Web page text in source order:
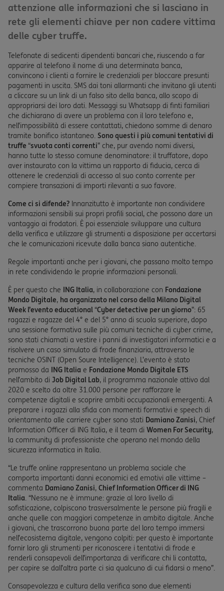
attenzione alle informazioni che si lasciano in
rete gli elementi chiave per non cadere vittima
delle cyber truffe.
Telefonate di sedicenti dipendenti bancari che, riuscendo a far
apparire al telefono il nome di una determinata banca,
convincono i clienti a fornire le credenziali per bloccare presunti
pagamenti in uscita. SMS dai toni allarmanti che invitano gli utenti
a cliccare su un link di un falso sito della banca, allo scopo di
appropriarsi dei loro dati. Messaggi su Whatsapp di finti familiari
che dichiarano di avere un problema con il loro telefono e,
nell’impossibilità di essere contattati, chiedono somme di denaro
tramite bonifico istantaneo. Sono questi i più comuni tentativi di
truffe “svuota conti correnti” che, pur avendo nomi diversi,
hanno tutte lo stesso comune denominatore: il truffatore, dopo
aver instaurato con la vittima un rapporto di fiducia, cerca di
ottenere le credenziali di accesso al suo conto corrente per
compiere transazioni di importi rilevanti a suo favore.
Come ci si difende? Innanzitutto è importante non condividere
informazioni sensibili sui propri profili social, che possono dare un
vantaggio ai frodatori. È poi essenziale sviluppare una cultura
della verifica e utilizzare gli strumenti a disposizione per accertarsi
che le comunicazioni ricevute dalla banca siano autentiche.
Regole importanti anche per i giovani, che passano molto tempo
in rete condividendo le proprie informazioni personali.
È per questo che ING Italia, in collaborazione con Fondazione
Mondo Digitale, ha organizzato nel corso della Milano Digital
Week l’evento educational “Cyber detective per un giorno”: 65
ragazzi e ragazze del 4° e del 5° anno di scuola superiore, dopo
una sessione formativa sulle più comuni tecniche di cyber crime,
sono stati chiamati a vestire i panni di investigatori informatici e a
risolvere un caso simulato di frode finanziaria, attraverso le
tecniche OSINT (Open Soure Intelligence). L’evento è stato
promosso da ING Italia e Fondazione Mondo Digitale ETS
nell’ambito di Job Digital Lab, il programma nazionale attivo dal
2020 e scelto da oltre 31.000 persone per rafforzare le
competenze digitali e scoprire ambiti occupazionali emergenti. A
preparare i ragazzi alla sfida con momenti formativi e speech di
orientamento alle carriere cyber sono stati Damiano Zanisi, Chief
Information Officer di ING Italia, e il team di Women For Security,
la community di professioniste che operano nel mondo della
sicurezza informatica in Italia.
“Le truffe online rappresentano un problema sociale che
comporta importanti danni economici ed emotivi alle vittime –
commenta Damiano Zanisi, Chief Information Officer di ING
Italia. “Nessuno ne è immune: grazie al loro livello di
sofisticazione, colpiscono trasversalmente le persone più fragili e
anche quelle con maggiori competenze in ambito digitale. Anche
i giovani, che trascorrono buona parte del loro tempo immersi
nell’ecosistema digitale, vengono colpiti: per questo è importante
fornir loro gli strumenti per riconoscere i tentativi di frode e
renderli consapevoli dell’importanza di verificare chi li contatta,
per capire se dall’altra parte ci sia qualcuno di cui fidarsi o meno”.
Consapevolezza e cultura della verifica sono due elementi